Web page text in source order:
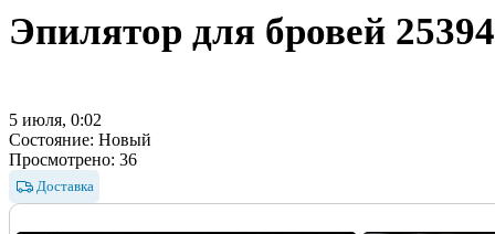
Эпилятор для бровей
5 июля, 0:02
Состояние: Новый
Просмотрено: 36
Доставка